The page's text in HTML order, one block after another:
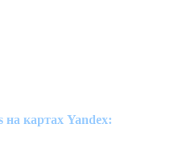
картах Yandex: